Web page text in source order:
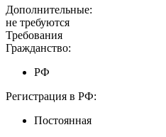
Дополнительные:
не требуются
Требования
Гражданство:
РФ
Регистрация в РФ:
Постоянная